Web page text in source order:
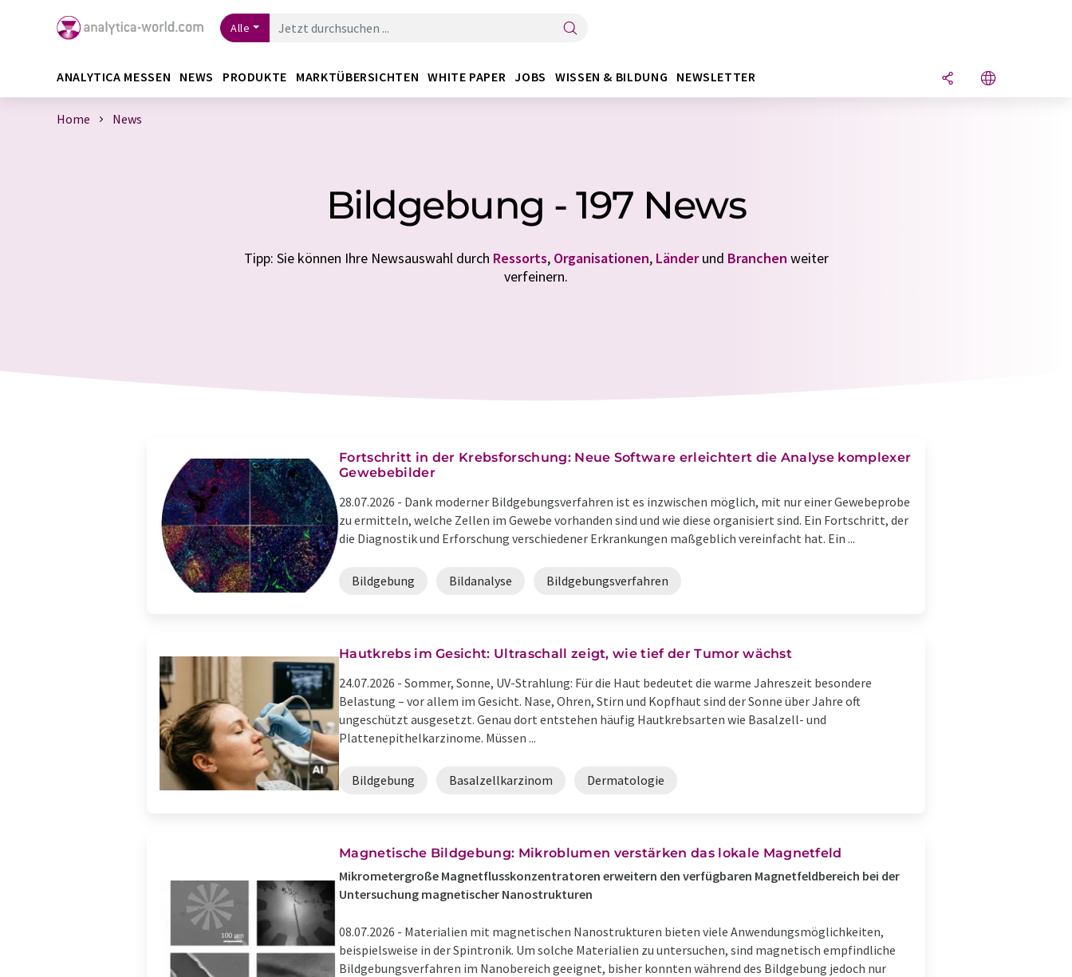
Alle
ANALYTICA MESSEN NEWS PRODUKTE MARKTÜBERSICHTEN WHITE PAPER JOBS WISSEN & BILDUNG NEWSLETTER
Home News
Bildgebung - 197 News
Tipp: Sie können Ihre Newsauswahl durch Ressorts, Organisationen, Länderund Branchen weiter
verfeinern.
Fortschritt in der Krebsforschung: Neue Software erleichtert die Analyse komplexer
Gewebebilder
28.07.2026 - Dank moderner Bildgebungsverfahren ist es inzwischen möglich, mit nur einer Gewebeprobe
zu ermitteln, welche Zellen im Gewebe vorhanden sind und wie diese organisiert sind. Ein Fortschritt, der
die Diagnostik und Erforschung verschiedener Erkrankungen maßgeblich vereinfacht hat. Ein ...
Bildgebung Bildanalyse Bildgebungsverfahren
Hautkrebs im Gesicht: Ultraschall zeigt, wie tief der Tumor wächst
24.07.2026 - Sommer, Sonne, UV-Strahlung: Für die Haut bedeutet die warme Jahreszeit besondere
Belastung – vor allem im Gesicht. Nase, Ohren, Stirn und Kopfhaut sind der Sonne über Jahre oft
ungeschützt ausgesetzt. Genau dort entstehen häufig Hautkrebsarten wie Basalzell- und
Plattenepithelkarzinome. Müssen ...
Bildgebung Basalzellkarzinom Dermatologie
Magnetische Bildgebung: Mikroblumen verstärken das lokale Magnetfeld
Mikrometergroße Magnetflusskonzentratoren erweitern den verfügbaren Magnetfeldbereich bei der
Untersuchung magnetischer Nanostrukturen
08.07.2026 - Materialien mit magnetischen Nanostrukturen bieten viele Anwendungsmöglichkeiten,
beispielsweise in der Spintronik. Um solche Materialien zu untersuchen, sind magnetisch empfindliche
Bildgebungsverfahren im Nanobereich geeignet, bisher konnten während des Bildgebung jedoch nur